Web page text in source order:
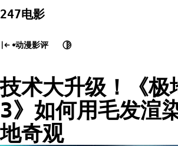
to
247电影
动漫影评
技术大升级！《极
3》如何用毛发渲
地奇观